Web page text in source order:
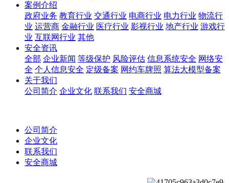
案例介绍
政府业务 教育行业 交通行业 电商行业 电力行业 物流行
业 运营商 金融行业 医疗行业 影视行业 地产行业 游戏行
业 互联网行业 其他
安全资讯
全部 企业新闻 等级保护 风险评估 信息系统安全 网络安
全 个人信息安全 定级备案 网约车牌照 算法大模型备案
关于我们
公司简介 企业文化 联系我们 安全商城
公司简介
企业文化
联系我们
安全商城